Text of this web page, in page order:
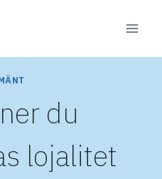
du
lojalitet